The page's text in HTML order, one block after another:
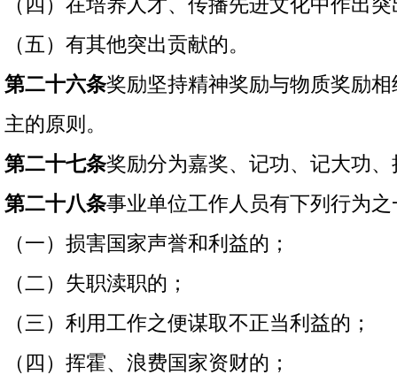
（四）在培养人才、传播先进文化中作出
（五）有其他突出贡献的。
第二十六条奖励坚持精神奖励与物质奖励
主的原则。
第二十七条奖励分为嘉奖、记功、记大功
第二十八条事业单位工作人员有下列行为
（一）损害国家声誉和利益的；
（二）失职渎职的；
（三）利用工作之便谋取不正当利益的；
（四）挥霍、浪费国家资财的；